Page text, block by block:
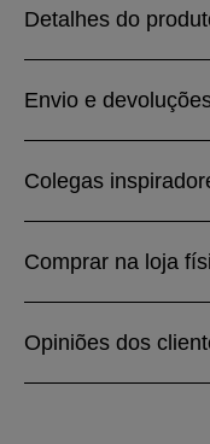
Detalhes do
Envio e
Colegas
Comprar na loja
Opiniões dos